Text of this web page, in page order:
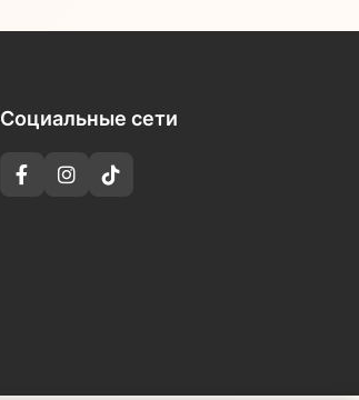
Социальные сети